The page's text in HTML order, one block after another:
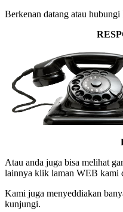
Berkenan datang atau
Atau anda juga bisa melihat
lainnya klik laman WEB kami
Kami juga menyeddiakan
kunjungi.